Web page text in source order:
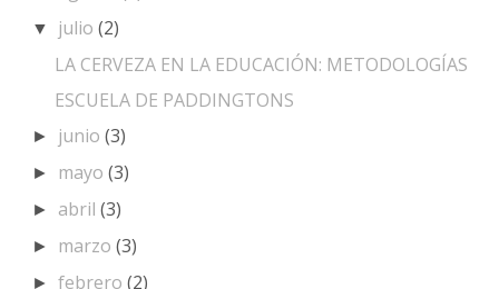
▼ julio(2)
LA CERVEZA EN LA EDUCACIÓN: METODOLOGÍAS
ESCUELA DE PADDINGTONS
► junio(3)
► mayo(3)
► abril(3)
► marzo(3)
►febrero(2)